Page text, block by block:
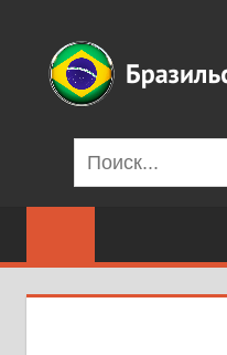
содержимому
сериалы